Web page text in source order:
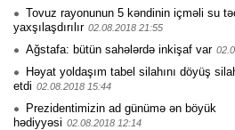
Tovuz rayonunun 5 kəndinin içməli su
yaxşılaşdırılır 02.08.2018 21:55
Ağstafa: bütün sahələrdə inkişaf var
Həyat yoldaşım tabel silahını döyüş
etdi 02.08.2018 15:44
Prezidentimizin ad günümə ən böyük
hədiyyəsi 02.08.2018 12:14